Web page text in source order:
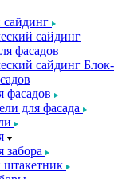
сайдинг
фасадов
сайдинг Блок-
фасадов
для фасада
забора
штакетник